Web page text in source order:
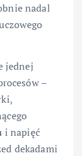
nadal
jednej
–
i napięć
dekadami